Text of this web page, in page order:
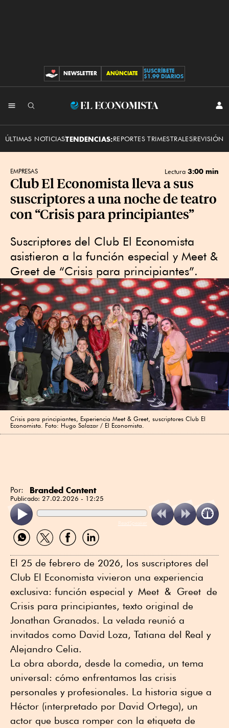
CONTRIBUCIONES
NEWSLETTER ANÚNCIATE
SUSCRÍBETE
$1.99 DIARIOS
El
ÚLTIMAS NOTICIASTENDENCIAS:REPORTES TRIMESTRALESREVISIÓN
EMPRESAS Lectura 3:00 min
Club El Economista lleva a sus
suscriptores a una noche de teatro
con “Crisis para principiantes”
Suscriptores del Club El Economista
asistieron a la función especial y Meet &
Greet de “Crisis para principiantes”.
Crisis para principiantes, Experiencia Meet & Greet, suscriptores Club El
Economista. Foto: Hugo Salazar / El Economista.
Por: Branded Content
Publicado: 27.02.2026 - 12:25
ReadSpeaker
Compartir
por
Compartir
por
Compartir
por
Compartir
por
El 25 de febrero de 2026, los suscriptores del
Club El Economista vivieron una experiencia
exclusiva: función especial y Meet & Greet de
Crisis para principiantes, texto original de
Jonathan Granados. La velada reunió a
invitados como David Loza, Tatiana del Real y
Alejandro Celia.
La obra aborda, desde la comedia, un tema
universal: cómo enfrentamos las crisis
personales y profesionales. La historia sigue a
Héctor (interpretado por David Ortega), un
actor que busca romper con la etiqueta de